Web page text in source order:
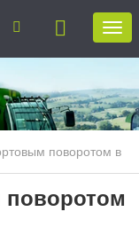
поворотом в
поворотом
поворотом